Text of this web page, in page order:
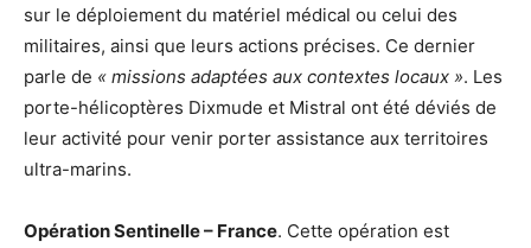
sur le déploiement du matériel médical ou celui des
militaires, ainsi que leurs actions précises. Ce dernier
parle de « missions adaptées aux contextes locaux ». Les
porte-hélicoptères Dixmude et Mistral ont été déviés de
leur activité pour venir porter assistance aux territoires
ultra-marins.
Opération Sentinelle – France. Cette opération est